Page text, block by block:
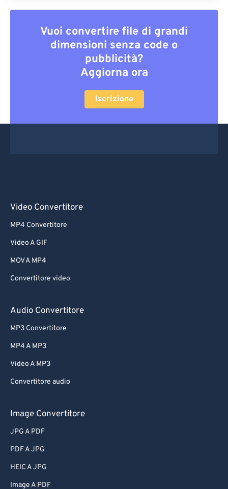
Vuoi convertire file di grandi
dimensioni senza code o
pubblicità?
Aggiorna ora
Iscrizione
Video Convertitore
MP4 Convertitore
Video A GIF
MOV A MP4
Convertitore video
Audio Convertitore
MP3 Convertitore
MP4 A MP3
Video A MP3
Convertitore audio
Image Convertitore
JPG A PDF
PDF A JPG
HEIC A JPG
Image A PDF